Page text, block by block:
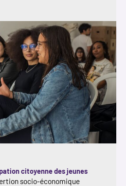
citoyenne des jeunes
socio-économique